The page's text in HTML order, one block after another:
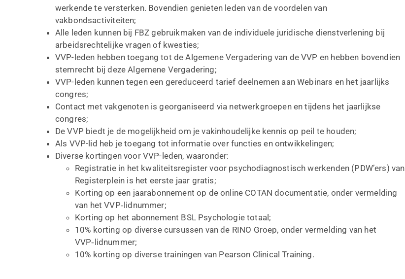
werkende te versterken. Bovendien genieten leden van de voordelen van
vakbondsactiviteiten;
Alle leden kunnen bij FBZ gebruikmaken van de individuele juridische dienstverlening bij
arbeidsrechtelijke vragen of kwesties;
VVP-leden hebben toegang tot de Algemene Vergadering van de VVP en hebben bovendien
stemrecht bij deze Algemene Vergadering;
VVP-leden kunnen tegen een gereduceerd tarief deelnemen aan Webinars en het jaarlijks
congres;
Contact met vakgenoten is georganiseerd via netwerkgroepen en tijdens het jaarlijkse
congres;
De VVP biedt je de mogelijkheid om je vakinhoudelijke kennis op peil te houden;
Als VVP-lid heb je toegang tot informatie over functies en ontwikkelingen;
Diverse kortingen voor VVP-leden, waaronder:
Registratie in het kwaliteitsregister voor psychodiagnostisch werkenden (PDW’ers) van
Registerplein is het eerste jaar gratis;
Korting op een jaarabonnement op de online COTAN documentatie, onder vermelding
van het VVP‑lidnummer;
Korting op het abonnement BSL Psychologie totaal;
10% korting op diverse cursussen van de RINO Groep, onder vermelding van het
VVP‑lidnummer;
10% korting op diverse trainingen van Pearson Clinical Training.